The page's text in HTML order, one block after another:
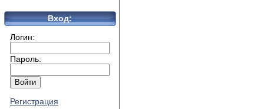
Вход:
Логин:
Пароль:
Регистрация